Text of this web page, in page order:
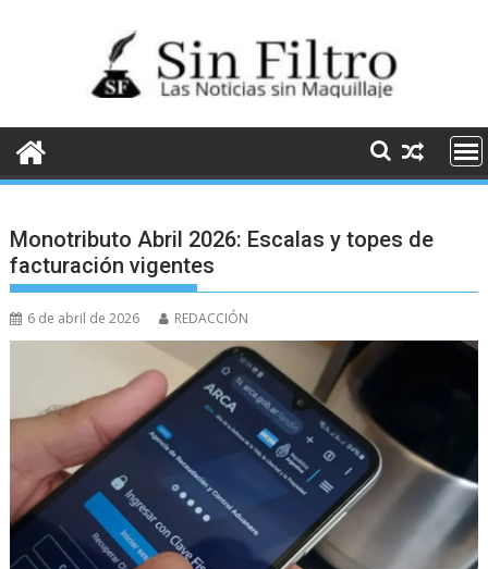
Monotributo Abril 2026: Escalas y topes de
facturación vigentes
6 de abril de 2026 REDACCIÓN